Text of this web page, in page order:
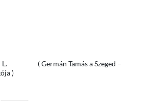
L. ( Germán Tamás a Szeged –
)